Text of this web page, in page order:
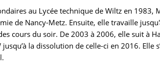
au Lycée technique de Wiltz en 1983,
de Nancy-Metz. Ensuite, elle travaille
cours du soir. De 2003 à 2006, elle suit à
la dissolution de celle-ci en 2016. Elle